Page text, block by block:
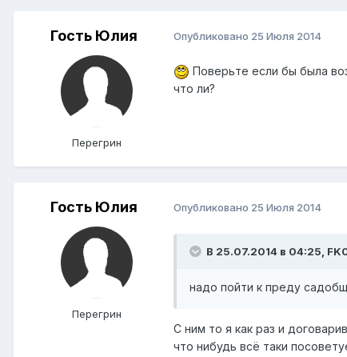
Гость Юлия
Перегрин
Опубликовано 25 Июля 2014
Поверьте если бы была
что ли?
Гость Юлия
Перегрин
Опубликовано 25 Июля 2014
В 25.07.2014 в 04:25,
надо пойти к преду
С ним то я как раз и
что нибудь всё таки